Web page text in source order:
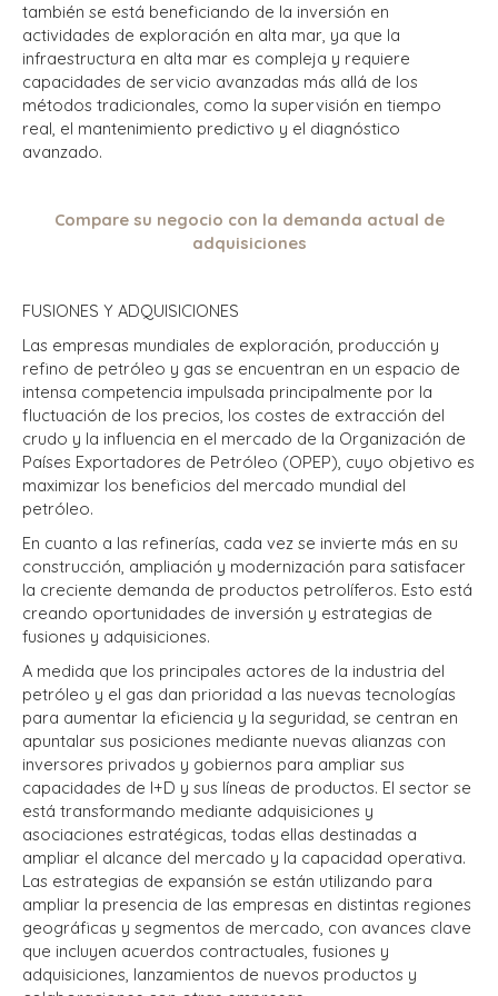
también se está beneficiando de la inversión en
actividades de exploración en alta mar, ya que la
infraestructura en alta mar es compleja y requiere
capacidades de servicio avanzadas más allá de los
métodos tradicionales, como la supervisión en tiempo
real, el mantenimiento predictivo y el diagnóstico
avanzado.
Compare su negocio con la demanda actual de
adquisiciones
FUSIONES Y ADQUISICIONES
Las empresas mundiales de exploración, producción y
refino de petróleo y gas se encuentran en un espacio de
intensa competencia impulsada principalmente por la
fluctuación de los precios, los costes de extracción del
crudo y la influencia en el mercado de la Organización de
Países Exportadores de Petróleo (OPEP), cuyo objetivo es
maximizar los beneficios del mercado mundial del
petróleo.
En cuanto a las refinerías, cada vez se invierte más en su
construcción, ampliación y modernización para satisfacer
la creciente demanda de productos petrolíferos. Esto está
creando oportunidades de inversión y estrategias de
fusiones y adquisiciones.
A medida que los principales actores de la industria del
petróleo y el gas dan prioridad a las nuevas tecnologías
para aumentar la eficiencia y la seguridad, se centran en
apuntalar sus posiciones mediante nuevas alianzas con
inversores privados y gobiernos para ampliar sus
capacidades de I+D y sus líneas de productos. El sector se
está transformando mediante adquisiciones y
asociaciones estratégicas, todas ellas destinadas a
ampliar el alcance del mercado y la capacidad operativa.
Las estrategias de expansión se están utilizando para
ampliar la presencia de las empresas en distintas regiones
geográficas y segmentos de mercado, con avances clave
que incluyen acuerdos contractuales, fusiones y
adquisiciones, lanzamientos de nuevos productos y